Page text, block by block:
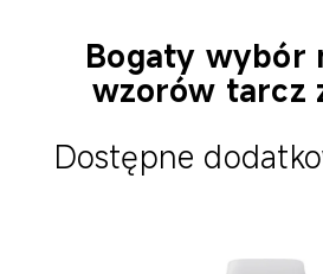
Bogaty wybór
wzorów tarcz
Dostępne